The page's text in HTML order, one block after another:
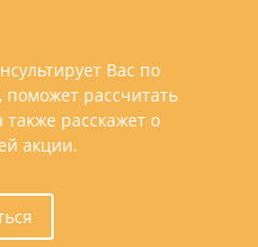
Вас по
рассчитать
также расскажет о
акции.